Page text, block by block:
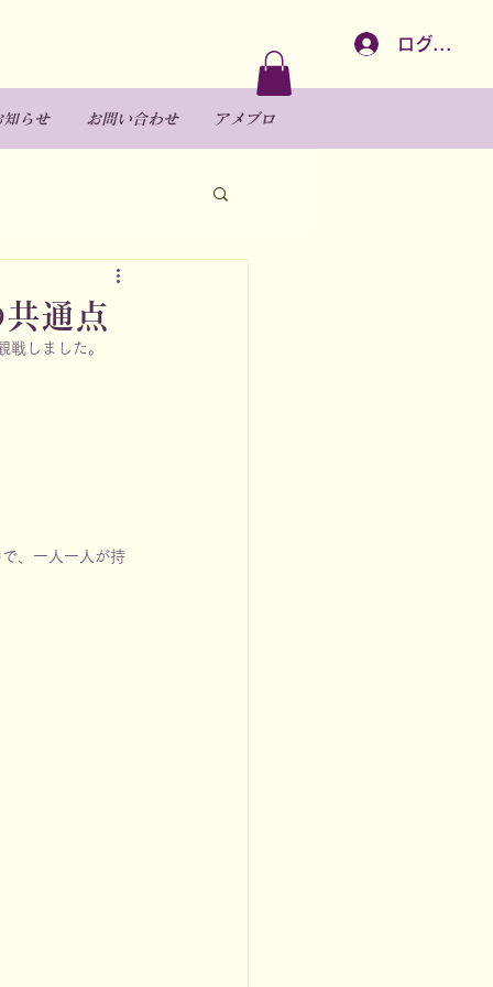
ログイン
知らせ お問い合わせ アメブロ
通点
しました。
、一人一人が持